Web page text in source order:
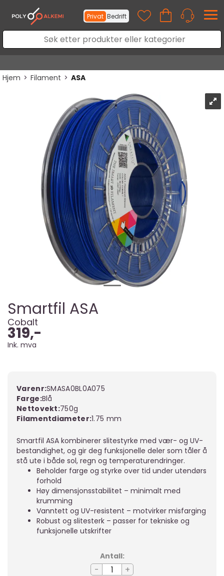
Privat Bedrift
Hjem>Filament>ASA
Smartfil ASA
Cobalt
319,-
Ink. mva
Varenr:SMASA0BL0A075
Farge Blå
Nettovekt 750g
Filamentdiameter 1.75 mm
Smartfil ASA kombinerer slitestyrke med vær- og UV-
bestandighet, og gir deg funksjonelle deler som tåler å
stå ute i både sol, regn og temperaturendringer.
Beholder farge og styrke over tid under utendørs
forhold
Høy dimensjonsstabilitet – minimalt med
krumming
Vanntett og UV-resistent – motvirker misfarging
Robust og slitesterk – passer for tekniske og
funksjonelle utskrifter
Antall:
- +